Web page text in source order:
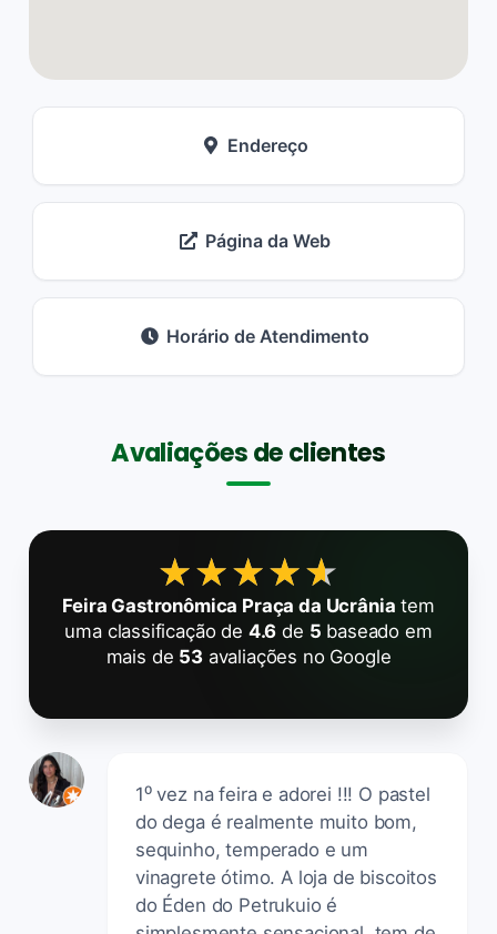
Endereço
Página da Web
Horário de Atendimento
Avaliações de clientes
★★★★★
★★★★★
Feira Gastronômica Praça da Ucrânia tem
uma classificação de 4.6 de 5 baseado em
mais de 53avaliações no Google
1⁰ vez na feira e adorei !!! O pastel
do dega é realmente muito bom,
sequinho, temperado e um
vinagrete ótimo. A loja de biscoitos
do Éden do Petrukuio é